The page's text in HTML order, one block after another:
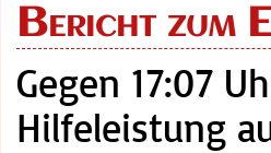
Bericht zum
Gegen 17:07
Hilfeleistung